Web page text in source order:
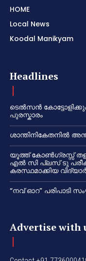
HOME
Local News
Koodal Manikyam
Headlines
ടെൽസൻ
പുരസ്കാരം
ശാന്തിനികേതനിൽ
യൂത്ത് കോൺഗ്രസ്സ്
എൽ സി പ്ലസ് ടു
കരസ്ഥമാക്കിയ
“നവ് ഓറ” പരിപാടി
Advertise with